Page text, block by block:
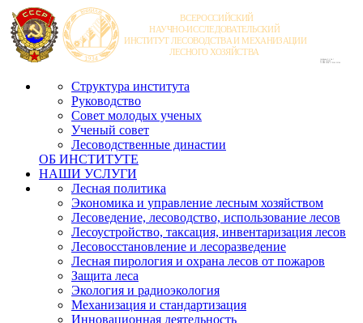
Структура института
Руководство
Совет молодых ученых
Ученый совет
Лесоводственные династии
ОБ ИНСТИТУТЕ
НАШИ УСЛУГИ
Лесная политика
Экономика и управление лесным хозяйством
Лесоведение, лесоводство, использование лесов
Лесоустройство, таксация, инвентаризация лесов
Лесовосстановление и лесоразведение
Лесная пирология и охрана лесов от пожаров
Защита леса
Экология и радиоэкология
Механизация и стандартизация
Инновационная деятельность